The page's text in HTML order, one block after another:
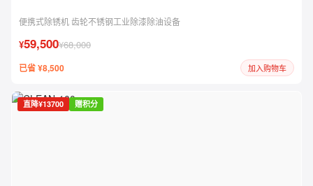
便携式除锈机 齿轮不锈钢工业除漆除油设备
¥59,500¥68,000
已省 ¥8,500 加入购物车
直降¥13700 赠积分